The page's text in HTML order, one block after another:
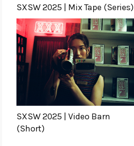
SXSW 2025 | Mix Tape (Series)
SXSW 2025 | Video Barn
(Short)